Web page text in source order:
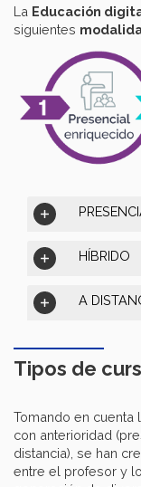
La Educación
siguientes
HÍBRIDO
A
Tipos de
Tomando en
con anterioridad
distancia), se han
entre el profesor y